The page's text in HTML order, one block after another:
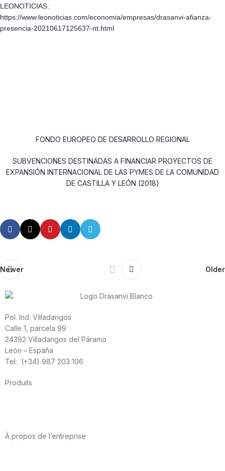
LEONOTICIAS:
https://www.leonoticias.com/economia/empresas/drasanvi-afianza-
presencia-20210617125637-nt.html
FONDO EUROPEO DE DESARROLLO REGIONAL
SUBVENCIONES DESTINADAS A FINANCIAR PROYECTOS DE
EXPANSIÓN INTERNACIONAL DE LAS PYMES DE LA COMUNIDAD
DE CASTILLA Y LEÓN (2018)
Newer Older
Pol. Ind. Villadangos
Calle 1, parcela 99
24392 Villadangos del Páramo
León – España
Tel: (+34) 987 203 106
Produits
À propos de l’entreprise